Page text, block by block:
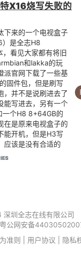
X16烧写失败的
下来的一个电视盒子
）是全志H8
看见大家都有将旧
和lakka的玩
派官网下载了一些基
固件包，但是刷写
，并不是说刷进去了
能写进去，另有一个
一个H8 8+64GB的
在是原来电视盒子的
能开机，但是H3写
应该是没有合适的
没有大神玩过这个盒
圳全志在线有限公司
粤公网安备
准则
用户协议 隐私